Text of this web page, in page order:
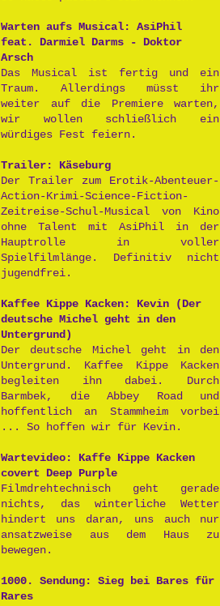
Warten aufs Musical: AsiPhil
feat. Darmiel Darms - Doktor
Arsch
Das Musical ist fertig und ein
Traum. Allerdings müsst ihr
weiter auf die Premiere warten,
wir wollen schließlich ein
würdiges Fest feiern.
Trailer: Käseburg
Der Trailer zum Erotik-Abenteuer-
Action-Krimi-Science-Fiction-
Zeitreise-Schul-Musical von Kino
ohne Talent mit AsiPhil in der
Hauptrolle in voller
Spielfilmlänge. Definitiv nicht
jugendfrei.
Kaffee Kippe Kacken: Kevin (Der
deutsche Michel geht in den
Untergrund)
Der deutsche Michel geht in den
Untergrund. Kaffee Kippe Kacken
begleiten ihn dabei. Durch
Barmbek, die Abbey Road und
hoffentlich an Stammheim vorbei
... So hoffen wir für Kevin.
Wartevideo: Kaffe Kippe Kacken
covert Deep Purple
Filmdrehtechnisch geht gerade
nichts, das winterliche Wetter
hindert uns daran, uns auch nur
ansatzweise aus dem Haus zu
bewegen.
1000. Sendung: Sieg bei Bares für
Rares